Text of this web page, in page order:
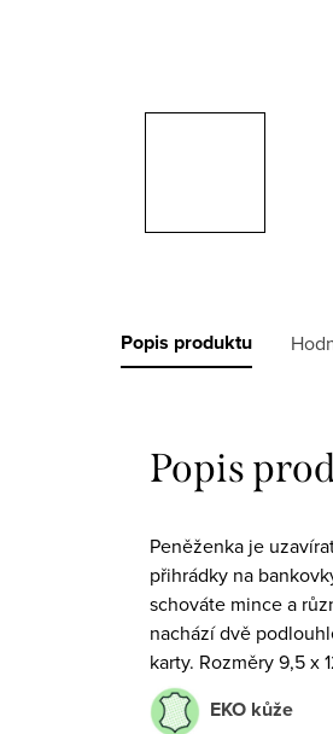
Popis produktu
Popis
Peněženka je
přihrádky na
schováte mince a
nachází dvě
karty. Rozměry 9,5 x
EKO kůže